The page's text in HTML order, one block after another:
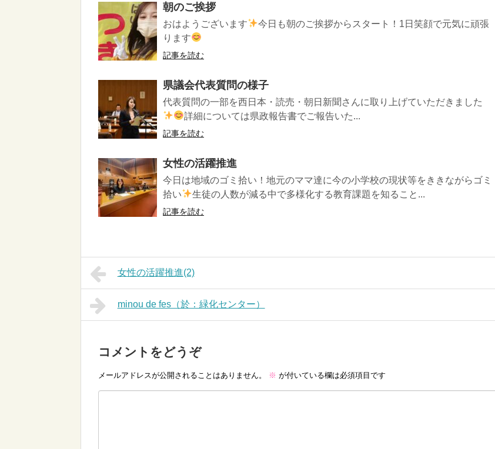
朝のご挨拶
おはようございます
今日も朝のご挨拶からスタート！1日笑顔で元気に頑張
ります
記事を読む
県議会代表質問の様子
代表質問の一部を西日本・読売・朝日新聞さんに取り上げていただきました
詳細については県政報告書でご報告いた...
記事を読む
女性の活躍推進
今日は地域のゴミ拾い！地元のママ達に今の小学校の現状等をききながらゴミ
拾い
生徒の人数が減る中で多様化する教育課題を知ること...
記事を読む
女性の活躍推進(2)
minou de fes（於：緑化センター）
コメントをどうぞ
メールアドレスが公開されることはありません。 ※ が付いている欄は必須項目です